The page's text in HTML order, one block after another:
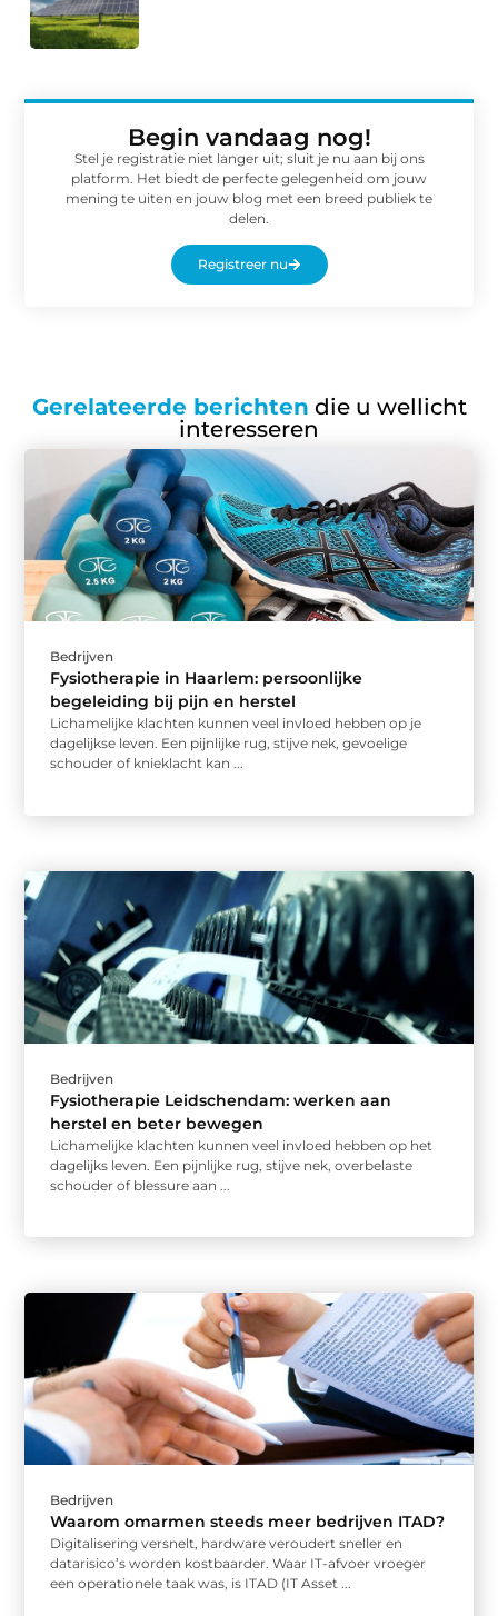
Begin vandaag nog!
Stel je registratie niet langer uit; sluit je nu aan bij ons
platform. Het biedt de perfecte gelegenheid om jouw
mening te uiten en jouw blog met een breed publiek te
delen.
Registreer nu
Gerelateerde berichten die u wellicht
interesseren
Bedrijven
Fysiotherapie in Haarlem: persoonlijke
begeleiding bij pijn en herstel
Lichamelijke klachten kunnen veel invloed hebben op je
dagelijkse leven. Een pijnlijke rug, stijve nek, gevoelige
schouder of knieklacht kan ...
Bedrijven
Fysiotherapie Leidschendam: werken aan
herstel en beter bewegen
Lichamelijke klachten kunnen veel invloed hebben op het
dagelijks leven. Een pijnlijke rug, stijve nek, overbelaste
schouder of blessure aan ...
Bedrijven
Waarom omarmen steeds meer bedrijven ITAD?
Digitalisering versnelt, hardware veroudert sneller en
datarisico’s worden kostbaarder. Waar IT-afvoer vroeger
een operationele taak was, is ITAD (IT Asset ...